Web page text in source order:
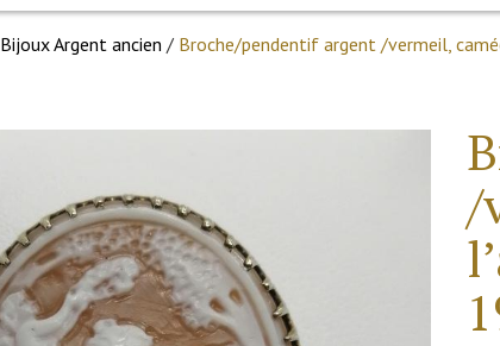
Bijoux Argent ancien / Broche/pendentif argent /vermeil,
/